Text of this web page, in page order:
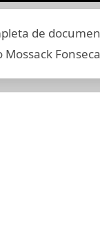
de
Mossack Fonseca